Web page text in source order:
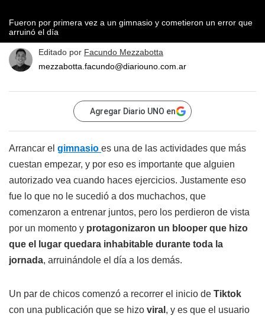
Fueron por primera vez a un gimnasio y cometieron un error que
arruinó el día
Editado por Facundo Mezzabotta
mezzabotta.facundo@diariouno.com.ar
Agregar Diario UNO en
Arrancar el gimnasio es una de las actividades que más
cuestan empezar, y por eso es importante que alguien
autorizado vea cuando haces ejercicios. Justamente eso
fue lo que no le sucedió a dos muchachos, que
comenzaron a entrenar juntos, pero los perdieron de vista
por un momento y protagonizaron un blooper que hizo
que el lugar quedara inhabitable durante toda la
jornada, arruinándole el día a los demás.
Un par de chicos comenzó a recorrer el inicio de Tiktok
con una publicación que se hizo viral , y es que el usuario